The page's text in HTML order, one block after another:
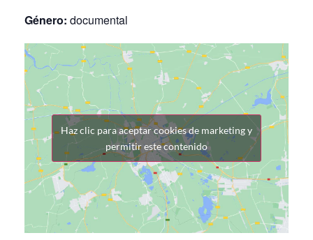
Género: documental
Haz clic para aceptar cookies de marketing y
permitir este contenido